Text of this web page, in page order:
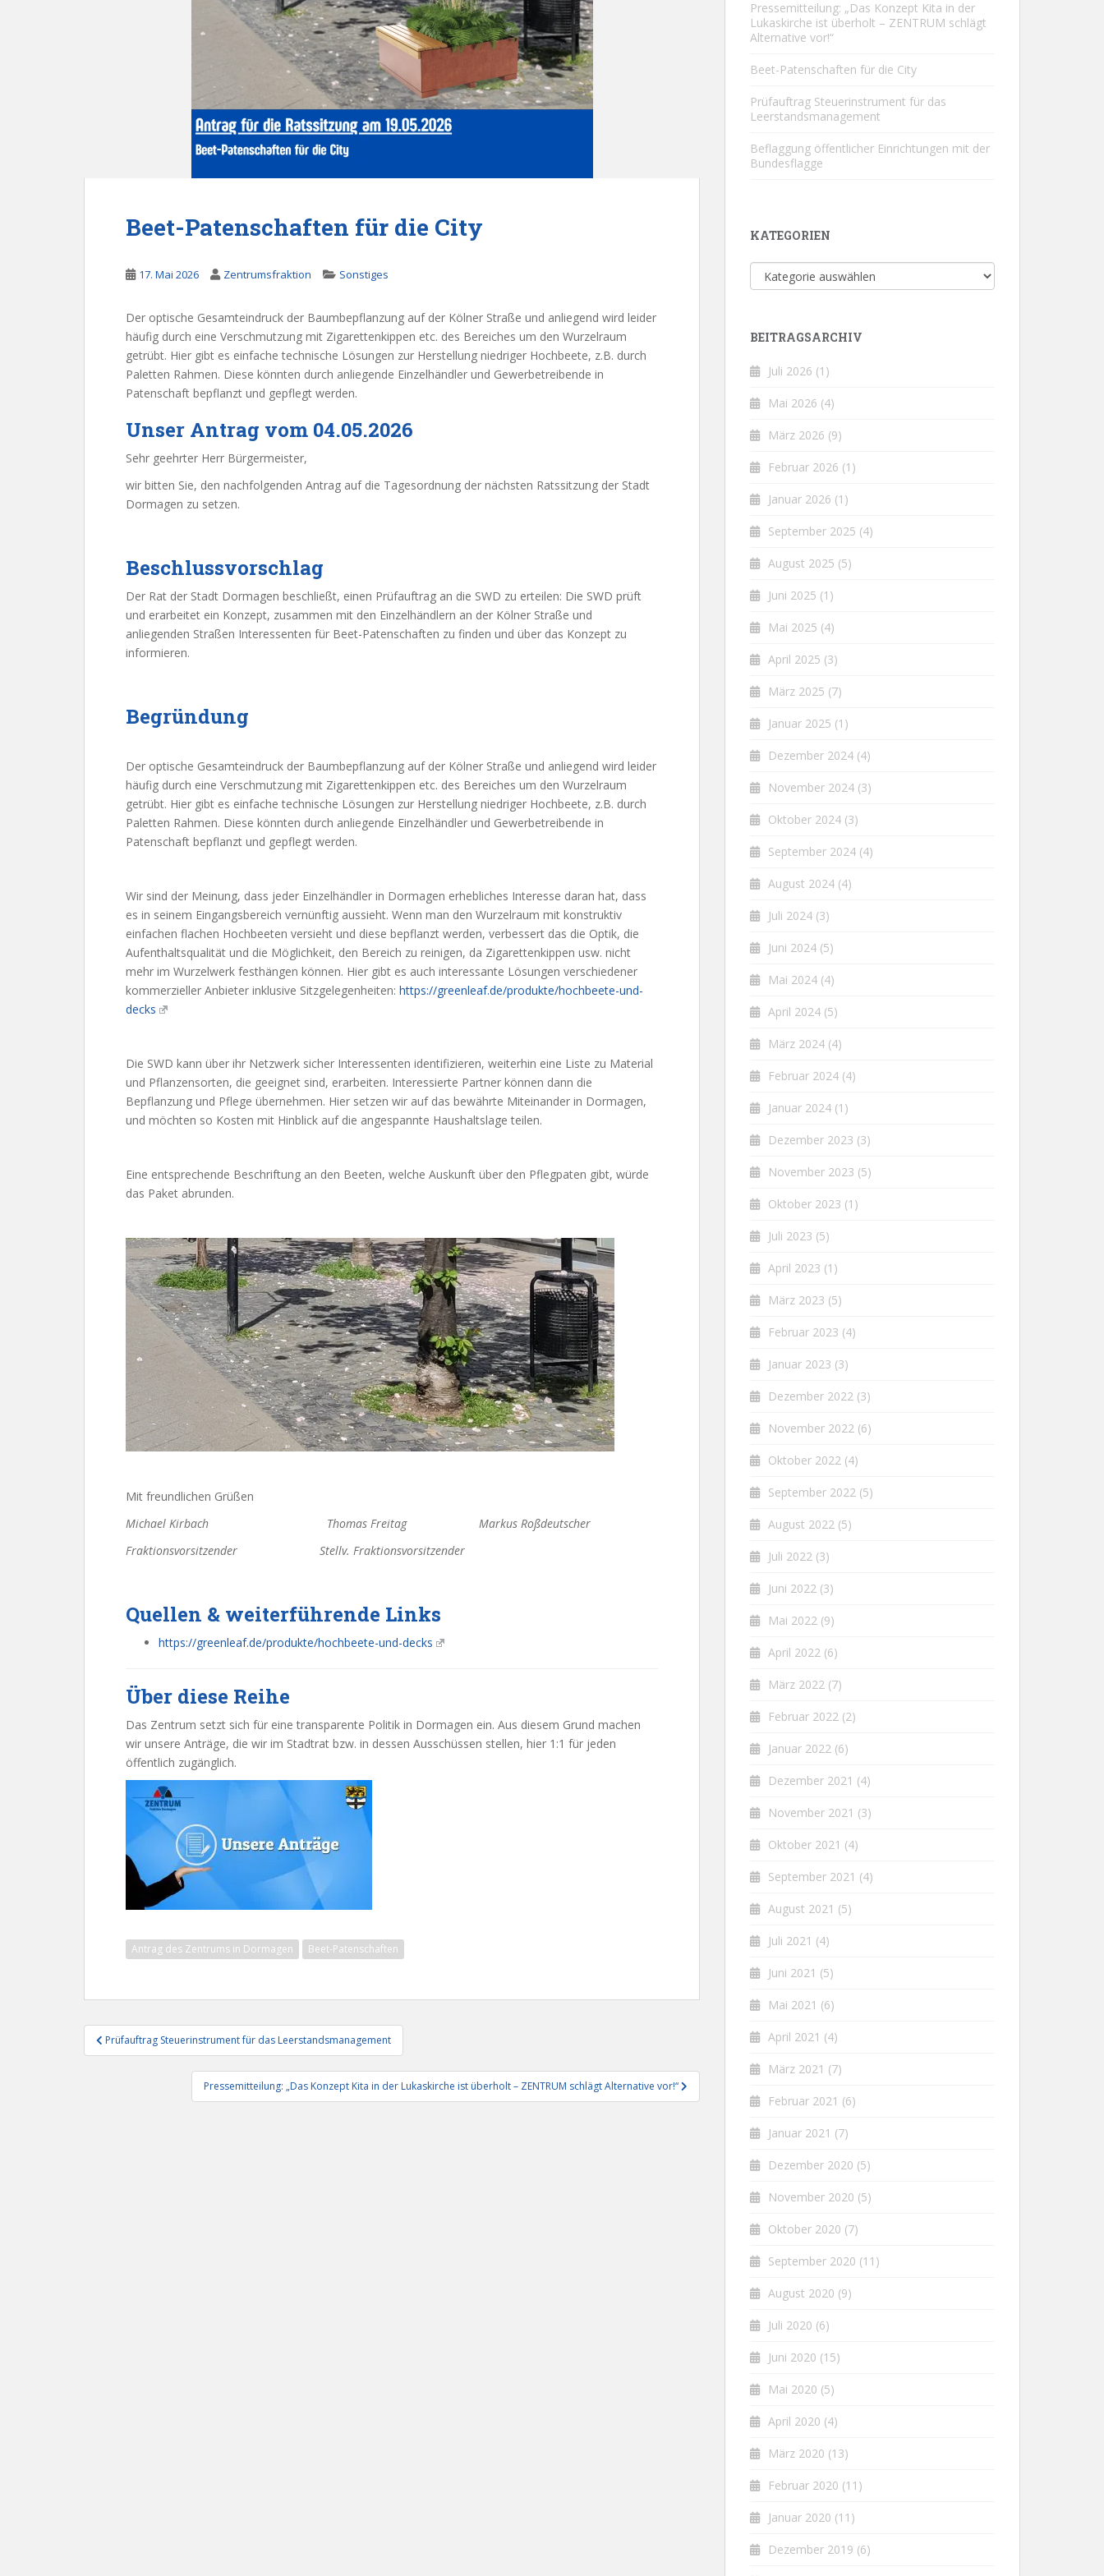
Beet-Patenschaften für die City
17. Mai 2026 Zentrumsfraktion Sonstiges
Der optische Gesamteindruck der Baumbepflanzung auf der Kölner Straße und anliegend wird leider
häufig durch eine Verschmutzung mit Zigarettenkippen etc. des Bereiches um den Wurzelraum
getrübt. Hier gibt es einfache technische Lösungen zur Herstellung niedriger Hochbeete, z.B. durch
Paletten Rahmen. Diese könnten durch anliegende Einzelhändler und Gewerbetreibende in
Patenschaft bepflanzt und gepflegt werden.
Unser Antrag vom 04.05.2026
Sehr geehrter Herr Bürgermeister,
wir bitten Sie, den nachfolgenden Antrag auf die Tagesordnung der nächsten Ratssitzung der Stadt
Dormagen zu setzen.
Beschlussvorschlag
Der Rat der Stadt Dormagen beschließt, einen Prüfauftrag an die SWD zu erteilen: Die SWD prüft
und erarbeitet ein Konzept, zusammen mit den Einzelhändlern an der Kölner Straße und
anliegenden Straßen Interessenten für Beet-Patenschaften zu finden und über das Konzept zu
informieren.
Begründung
Der optische Gesamteindruck der Baumbepflanzung auf der Kölner Straße und anliegend wird leider
häufig durch eine Verschmutzung mit Zigarettenkippen etc. des Bereiches um den Wurzelraum
getrübt. Hier gibt es einfache technische Lösungen zur Herstellung niedriger Hochbeete, z.B. durch
Paletten Rahmen. Diese könnten durch anliegende Einzelhändler und Gewerbetreibende in
Patenschaft bepflanzt und gepflegt werden.
Wir sind der Meinung, dass jeder Einzelhändler in Dormagen erhebliches Interesse daran hat, dass
es in seinem Eingangsbereich vernünftig aussieht. Wenn man den Wurzelraum mit konstruktiv
einfachen flachen Hochbeeten versieht und diese bepflanzt werden, verbessert das die Optik, die
Aufenthaltsqualität und die Möglichkeit, den Bereich zu reinigen, da Zigarettenkippen usw. nicht
mehr im Wurzelwerk festhängen können. Hier gibt es auch interessante Lösungen verschiedener
kommerzieller Anbieter inklusive Sitzgelegenheiten: https://greenleaf.de/produkte/hochbeete-und-
decks
Die SWD kann über ihr Netzwerk sicher Interessenten identifizieren, weiterhin eine Liste zu Material
und Pflanzensorten, die geeignet sind, erarbeiten. Interessierte Partner können dann die
Bepflanzung und Pflege übernehmen. Hier setzen wir auf das bewährte Miteinander in Dormagen,
und möchten so Kosten mit Hinblick auf die angespannte Haushaltslage teilen.
Eine entsprechende Beschriftung an den Beeten, welche Auskunft über den Pflegpaten gibt, würde
das Paket abrunden.
Mit freundlichen Grüßen
Michael Kirbach
Thomas Freitag Markus Roßdeutscher
Fraktionsvorsitzender Stellv. Fraktionsvorsitzender
Quellen & weiterführende Links
https://greenleaf.de/produkte/hochbeete-und-decks
Über diese Reihe
Das Zentrum setzt sich für eine transparente Politik in Dormagen ein. Aus diesem Grund machen
wir unsere Anträge, die wir im Stadtrat bzw. in dessen Ausschüssen stellen, hier 1:1 für jeden
öffentlich zugänglich.
Antrag des Zentrums in Dormagen Beet-Patenschaften
Beitragsnavigation
Prüfauftrag Steuerinstrument für das Leerstandsmanagement
Pressemitteilung: „Das Konzept Kita in der Lukaskirche ist überholt – ZENTRUM schlägt Alternative vor!“
Pressemitteilung: „Das Konzept Kita in der
Lukaskirche ist überholt – ZENTRUM schlägt
Alternative vor!“
Beet-Patenschaften für die City
Prüfauftrag Steuerinstrument für das
Leerstandsmanagement
Beflaggung öffentlicher Einrichtungen mit der
Bundesflagge
KATEGORIEN
Kategorien
BEITRAGSARCHIV
Juli 2026 (1)
Mai 2026 (4)
März 2026 (9)
Februar 2026 (1)
Januar 2026 (1)
September 2025 (4)
August 2025 (5)
Juni 2025 (1)
Mai 2025 (4)
April 2025 (3)
März 2025 (7)
Januar 2025 (1)
Dezember 2024 (4)
November 2024 (3)
Oktober 2024 (3)
September 2024 (4)
August 2024 (4)
Juli 2024 (3)
Juni 2024 (5)
Mai 2024 (4)
April 2024 (5)
März 2024 (4)
Februar 2024 (4)
Januar 2024 (1)
Dezember 2023 (3)
November 2023 (5)
Oktober 2023 (1)
Juli 2023 (5)
April 2023 (1)
März 2023 (5)
Februar 2023 (4)
Januar 2023 (3)
Dezember 2022 (3)
November 2022 (6)
Oktober 2022 (4)
September 2022 (5)
August 2022 (5)
Juli 2022 (3)
Juni 2022 (3)
Mai 2022 (9)
April 2022 (6)
März 2022 (7)
Februar 2022 (2)
Januar 2022 (6)
Dezember 2021 (4)
November 2021 (3)
Oktober 2021 (4)
September 2021 (4)
August 2021 (5)
Juli 2021 (4)
Juni 2021 (5)
Mai 2021 (6)
April 2021 (4)
März 2021 (7)
Februar 2021 (6)
Januar 2021 (7)
Dezember 2020 (5)
November 2020 (5)
Oktober 2020 (7)
September 2020 (11)
August 2020 (9)
Juli 2020 (6)
Juni 2020 (15)
Mai 2020 (5)
April 2020 (4)
März 2020 (13)
Februar 2020 (11)
Januar 2020 (11)
Dezember 2019 (6)